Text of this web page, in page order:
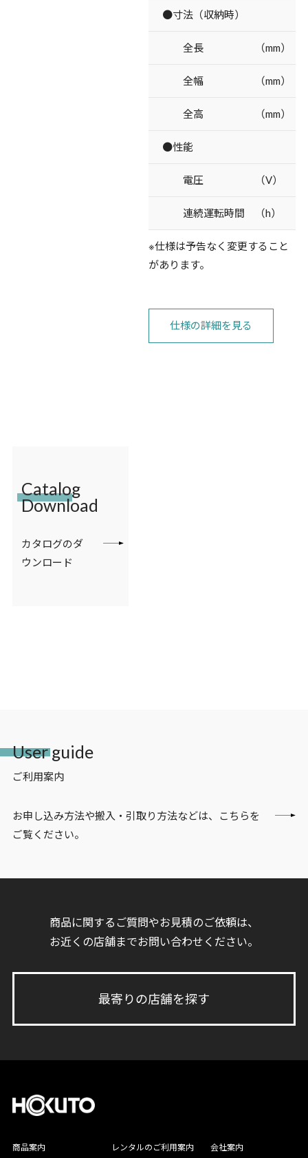
●寸法（収納時）
全長 （mm）
全幅 （mm）
全高 （mm）
●性能
電圧 （V）
連続運転時間 （h）
※仕様は予告なく変更すること
があります。
仕様の詳細を見る
Catalog
Download
カタログのダ
ウンロード
User guide
ご利用案内
お申し込み方法や搬入・引取り方法などは、こちらを
ご覧ください。
商品に関するご質問やお見積のご依頼は、
お近くの店舗までお問い合わせください。
最寄りの店舗を探す
商品案内 レンタルのご利用案内 会社案内